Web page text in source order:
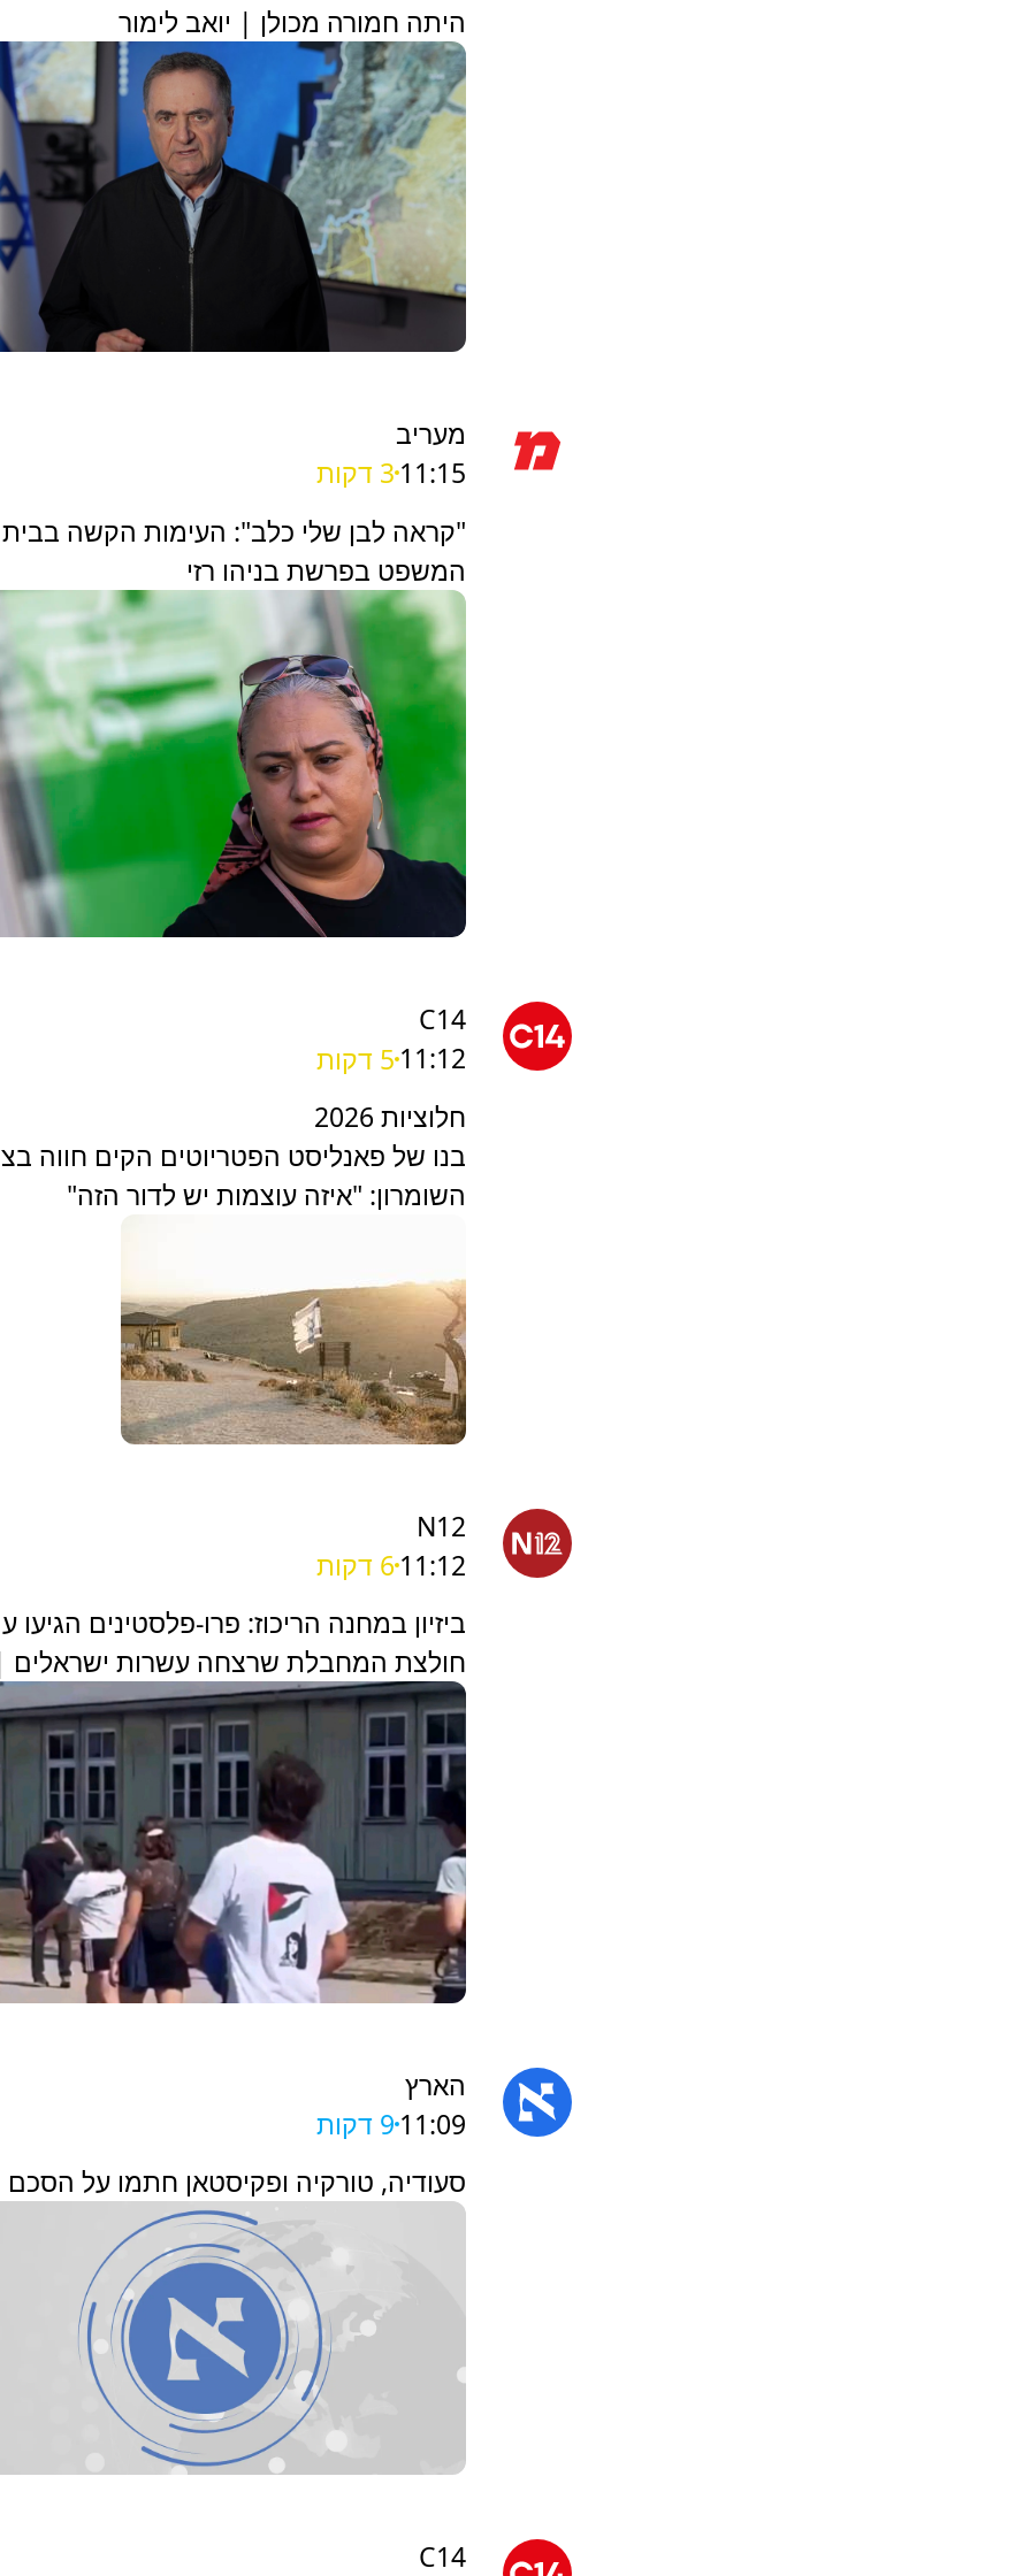
היתה חמורה מכולן | יואב לימור
מעריב
11:15 3 דקות
"קראה לבן שלי כלב": העימות הקשה בבית
המשפט בפרשת בניהו רזי
C14
11:12 5 דקות
חלוציות 2026
בנו של פאנליסט הפטריוטים הקים חווה
השומרון: "איזה עוצמות יש לדור הזה"
N12
11:12 6 דקות
ביזיון במחנה הריכוז: פרו-פלסטינים הגיעו
חולצת המחבלת שרצחה עשרות ישראלים
הארץ
11:09 9 דקות
‏סעודיה, טורקיה ופקיסטאן חתמו על
C14